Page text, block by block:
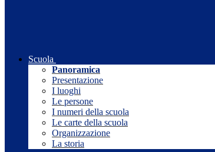
Scuola
Panoramica
Presentazione
I luoghi
Le persone
I numeri della scuola
Le carte della scuola
Organizzazione
La storia